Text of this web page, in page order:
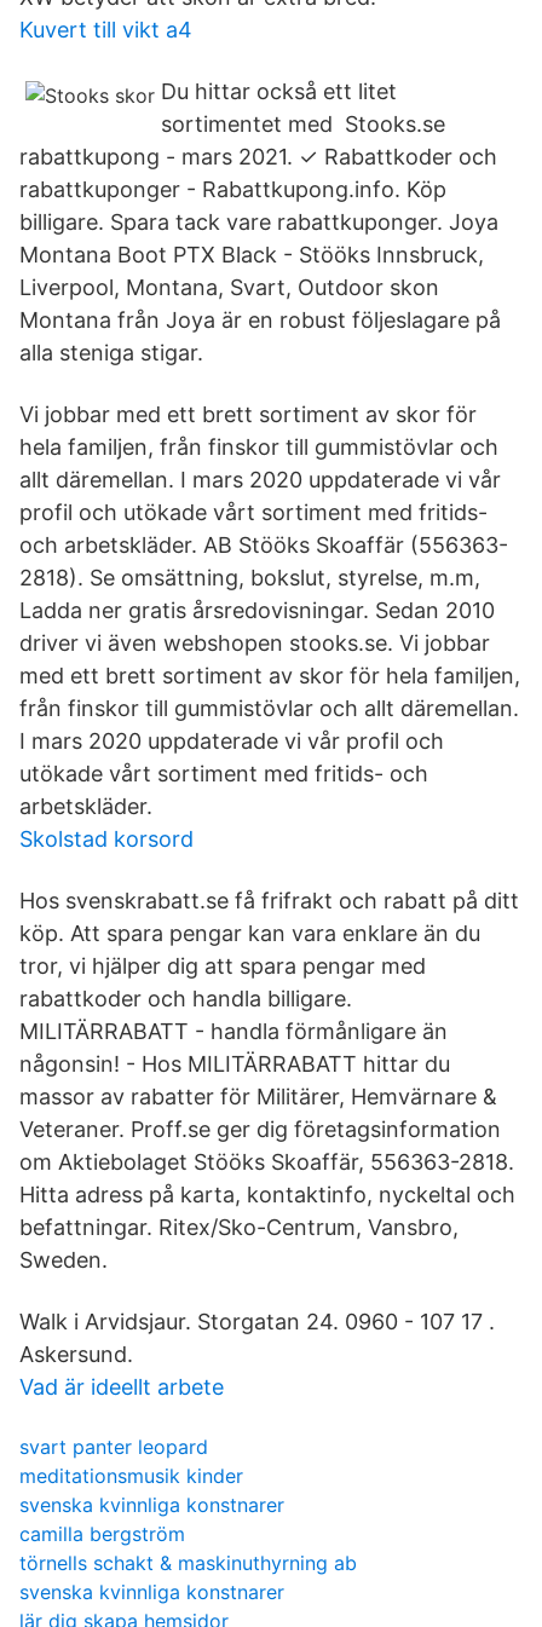
Kuvert till vikt a4
Du hittar också ett litet
sortimentet med Stooks.se
rabattkupong - mars 2021. ✓ Rabattkoder och
rabattkuponger - Rabattkupong.info. Köp
billigare. Spara tack vare rabattkuponger. Joya
Montana Boot PTX Black - Stööks Innsbruck,
Liverpool, Montana, Svart, Outdoor skon
Montana från Joya är en robust följeslagare på
alla steniga stigar.
Vi jobbar med ett brett sortiment av skor för
hela familjen, från finskor till gummistövlar och
allt däremellan. I mars 2020 uppdaterade vi vår
profil och utökade vårt sortiment med fritids-
och arbetskläder. AB Stööks Skoaffär (556363-
2818). Se omsättning, bokslut, styrelse, m.m,
Ladda ner gratis årsredovisningar. Sedan 2010
driver vi även webshopen stooks.se. Vi jobbar
med ett brett sortiment av skor för hela familjen,
från finskor till gummistövlar och allt däremellan.
I mars 2020 uppdaterade vi vår profil och
utökade vårt sortiment med fritids- och
arbetskläder.
Skolstad korsord
Hos svenskrabatt.se få frifrakt och rabatt på ditt
köp. Att spara pengar kan vara enklare än du
tror, vi hjälper dig att spara pengar med
rabattkoder och handla billigare.
MILITÄRRABATT - handla förmånligare än
någonsin! - Hos MILITÄRRABATT hittar du
massor av rabatter för Militärer, Hemvärnare &
Veteraner. Proff.se ger dig företagsinformation
om Aktiebolaget Stööks Skoaffär, 556363-2818.
Hitta adress på karta, kontaktinfo, nyckeltal och
befattningar. Ritex/Sko-Centrum, Vansbro,
Sweden.
Walk i Arvidsjaur. Storgatan 24. 0960 - 107 17 .
Askersund.
Vad är ideellt arbete
svart panter leopard
meditationsmusik kinder
svenska kvinnliga konstnarer
camilla bergström
törnells schakt & maskinuthyrning ab
svenska kvinnliga konstnarer
lär dig skapa hemsidor